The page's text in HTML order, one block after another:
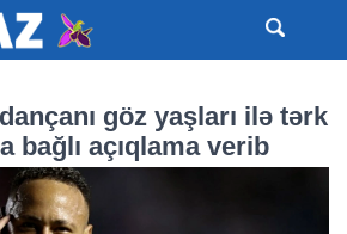
göz yaşları ilə tərk
bağlı açıqlama verib